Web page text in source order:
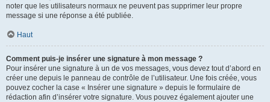
noter que les utilisateurs normaux ne peuvent pas supprimer leur propre
message si une réponse a été publiée.
Haut
Comment puis-je insérer une signature à mon message ?
Pour insérer une signature à un de vos messages, vous devez tout d’abord en
créer une depuis le panneau de contrôle de l’utilisateur. Une fois créée, vous
pouvez cocher la case « Insérer une signature » depuis le formulaire de
rédaction afin d’insérer votre signature. Vous pouvez également ajouter une